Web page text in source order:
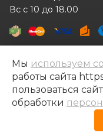
Вс с 10 до 18.00
Шоутехника ©
Разработка сайта
Политика
Политика
Мы используем
работы сайта
пользоваться
обработки